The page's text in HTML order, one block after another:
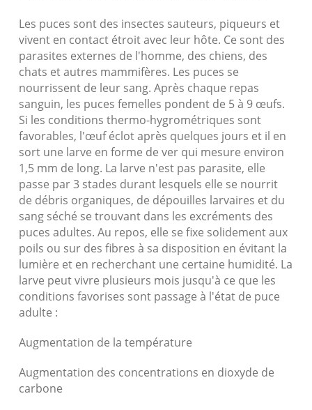
Les puces sont des insectes sauteurs, piqueurs et
vivent en contact étroit avec leur hôte. Ce sont des
parasites externes de l'homme, des chiens, des
chats et autres mammifères. Les puces se
nourrissent de leur sang. Après chaque repas
sanguin, les puces femelles pondent de 5 à 9 œufs.
Si les conditions thermo-hygrométriques sont
favorables, l'œuf éclot après quelques jours et il en
sort une larve en forme de ver qui mesure environ
1,5 mm de long. La larve n'est pas parasite, elle
passe par 3 stades durant lesquels elle se nourrit
de débris organiques, de dépouilles larvaires et du
sang séché se trouvant dans les excréments des
puces adultes. Au repos, elle se fixe solidement aux
poils ou sur des fibres à sa disposition en évitant la
lumière et en recherchant une certaine humidité. La
larve peut vivre plusieurs mois jusqu'à ce que les
conditions favorises sont passage à l'état de puce
adulte :
Augmentation de la température
Augmentation des concentrations en dioxyde de
carbone